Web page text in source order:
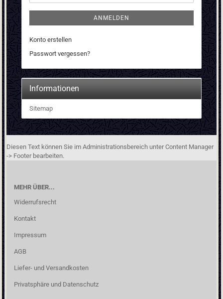
ANMELDEN
Konto erstellen
Passwort vergessen?
Informationen
Sitemap
Diesen Text können Sie im Administrationsbereich unter Content Manager
-> Footer bearbeiten.
MEHR ÜBER...
Widerrufsrecht
Kontakt
Impressum
AGB
Liefer- und Versandkosten
Privatsphäre und Datenschutz